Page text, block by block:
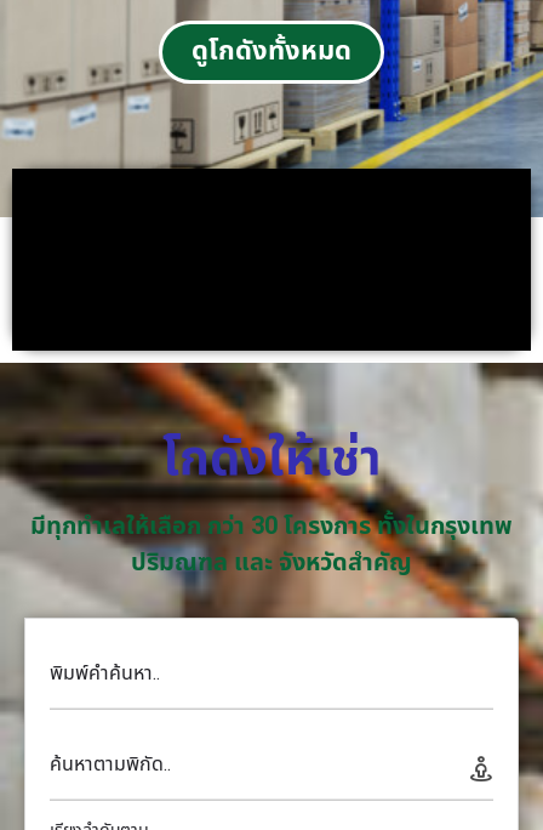
ดูโกดังทั้งหมด
โกดังให้เช่า
มีทุกทำเลให้เลือก กว่า 30 โครงการ ทั้งในกรุงเทพ
ปริมณฑล และ จังหวัดสำคัญ
พิมพ์คำค้นหา..
ค้นหาตามพิกัด..